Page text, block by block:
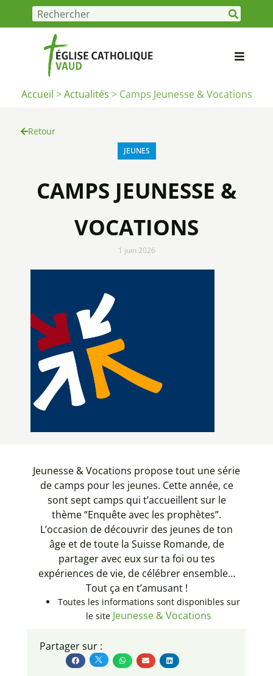
Accueil >Actualités > Camps Jeunesse & Vocations
Retour
JEUNES
CAMPS JEUNESSE &
VOCATIONS
1 juin 2026
Jeunesse & Vocations propose tout une série
de camps pour les jeunes. Cette année, ce
sont sept camps qui t’accueillent sur le
thème “Enquête avec les prophètes”.
L’occasion de découvrir des jeunes de ton
âge et de toute la Suisse Romande, de
partager avec eux sur ta foi ou tes
expériences de vie, de célébrer ensemble…
Tout ça en t’amusant !
Toutes les informations sont disponibles sur
le site Jeunesse & Vocations
Partager sur :